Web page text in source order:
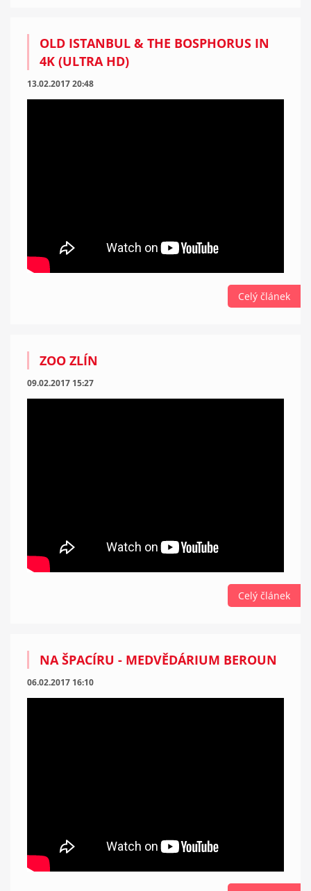
OLD ISTANBUL & THE BOSPHORUS IN
4K (ULTRA HD)
13.02.2017 20:48
Celý článek
ZOO ZLÍN
09.02.2017 15:27
Celý článek
NA ŠPACÍRU - MEDVĚDÁRIUM BEROUN
06.02.2017 16:10